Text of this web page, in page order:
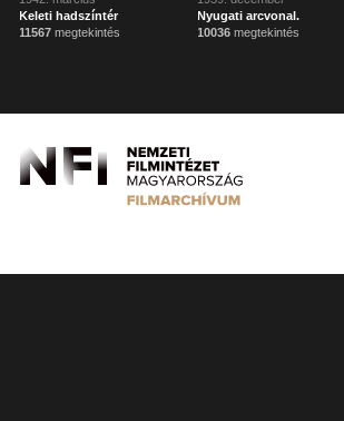
Keleti hadszíntér
11567 megtekintés
Nyugati arcvonal.
10036 megtekintés